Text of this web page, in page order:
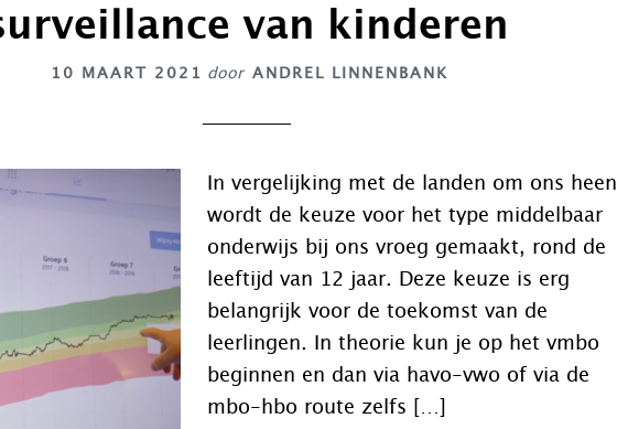
van kinderen
10 MAART 2021 door ANDREL LINNENBANK
In vergelijking met de landen om ons heen
wordt de keuze voor het type middelbaar
onderwijs bij ons vroeg gemaakt, rond de
leeftijd van 12 jaar. Deze keuze is erg
belangrijk voor de toekomst van de
leerlingen. In theorie kun je op het vmbo
beginnen en dan via havo-vwo of via de
mbo-hbo route zelfs […]